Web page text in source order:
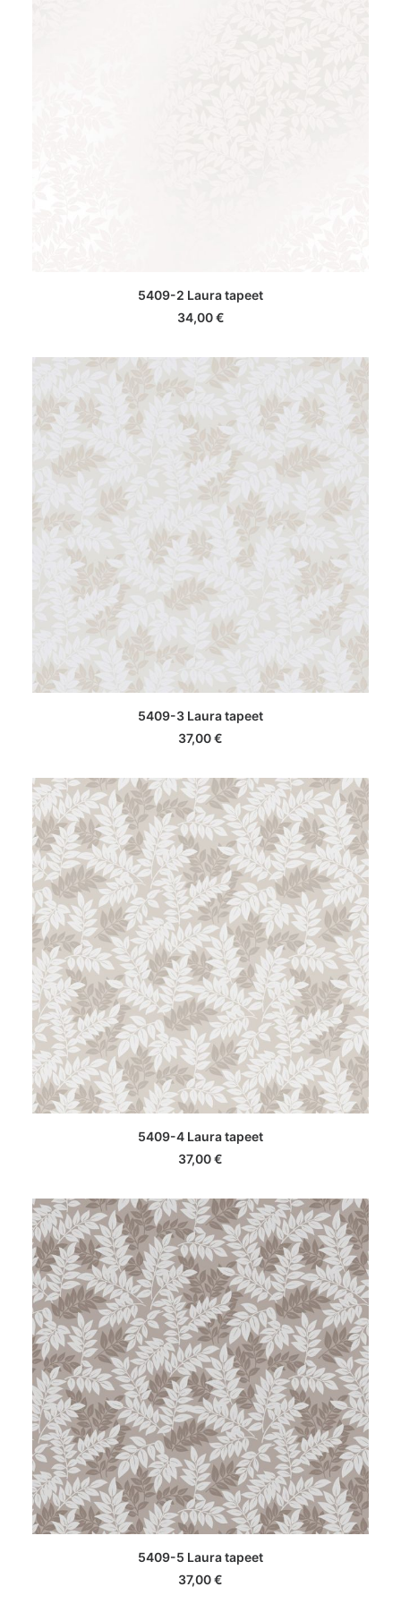
LISA KORVI
5409-2 Laura tapeet
34,00€
LISA KORVI
5409-3 Laura tapeet
37,00€
LISA KORVI
5409-4 Laura tapeet
37,00€
LISA KORVI
5409-5 Laura tapeet
37,00€